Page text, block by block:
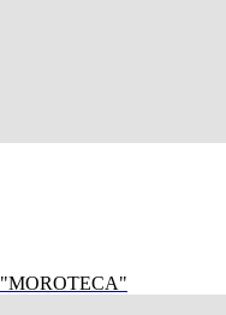
"MOROTECA"